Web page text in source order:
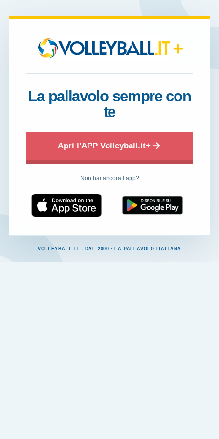
+
La pallavolo sempre con
te
Apri l'APP Volleyball.it+
Non hai ancora l’app?
VOLLEYBALL.IT - DAL 2000 · LA PALLAVOLO ITALIANA